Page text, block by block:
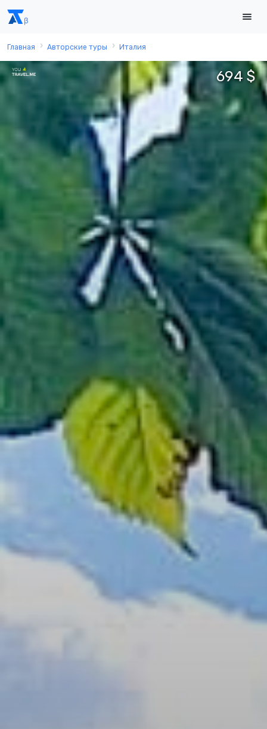
Главная Авторские туры Италия
694 $